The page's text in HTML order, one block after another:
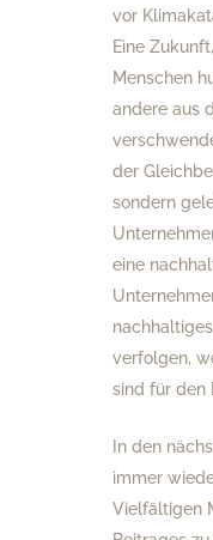
vor
Eine
Menschen
andere aus
der
sondern
eine
verfolgen,
sind für den
In den
immer
Vielfältigen